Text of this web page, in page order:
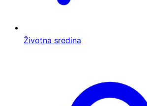
Životna sredina